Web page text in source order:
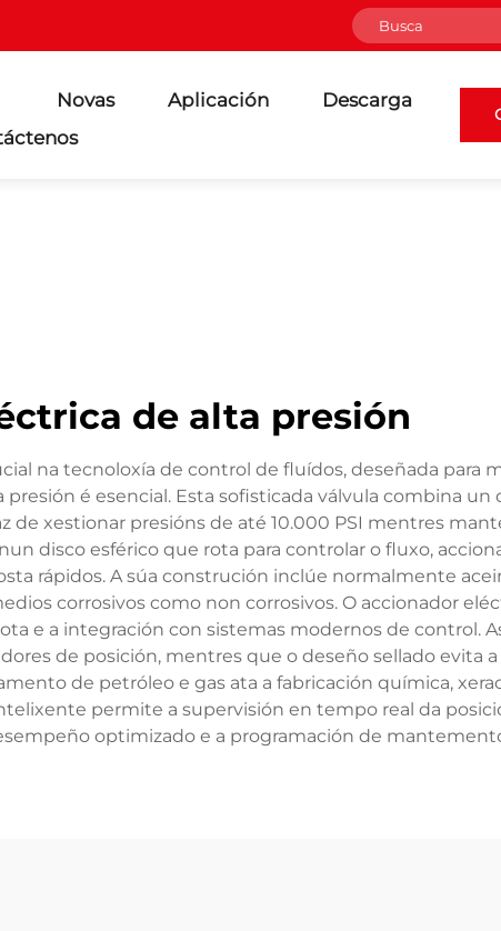
Novas Aplicación
Descarga
de alta presión
na tecnoloxía de control de fluídos, deseñada para
é esencial. Esta sofisticada válvula combina un
de xestionar presións de até 10.000 PSI mentres
disco esférico que rota para controlar o fluxo,
rápidos. A súa construción inclúe normalmente
corrosivos como non corrosivos. O accionador
e a integración con sistemas modernos de control.
de posición, mentres que o deseño sellado evita
de petróleo e gas ata a fabricación química,
permite a supervisión en tempo real da
optimizado e a programación de